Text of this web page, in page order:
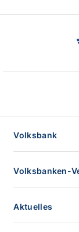
Volksbank
Volksbanken-
Aktuelles